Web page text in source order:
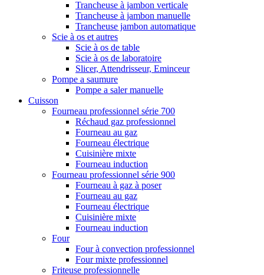
Trancheuse à jambon verticale
Trancheuse à jambon manuelle
Trancheuse jambon automatique
Scie à os et autres
Scie à os de table
Scie à os de laboratoire
Slicer, Attendrisseur, Eminceur
Pompe a saumure
Pompe a saler manuelle
Cuisson
Fourneau professionnel série 700
Réchaud gaz professionnel
Fourneau au gaz
Fourneau électrique
Cuisinière mixte
Fourneau induction
Fourneau professionnel série 900
Fourneau à gaz à poser
Fourneau au gaz
Fourneau électrique
Cuisinière mixte
Fourneau induction
Four
Four à convection professionnel
Four mixte professionnel
Friteuse professionnelle